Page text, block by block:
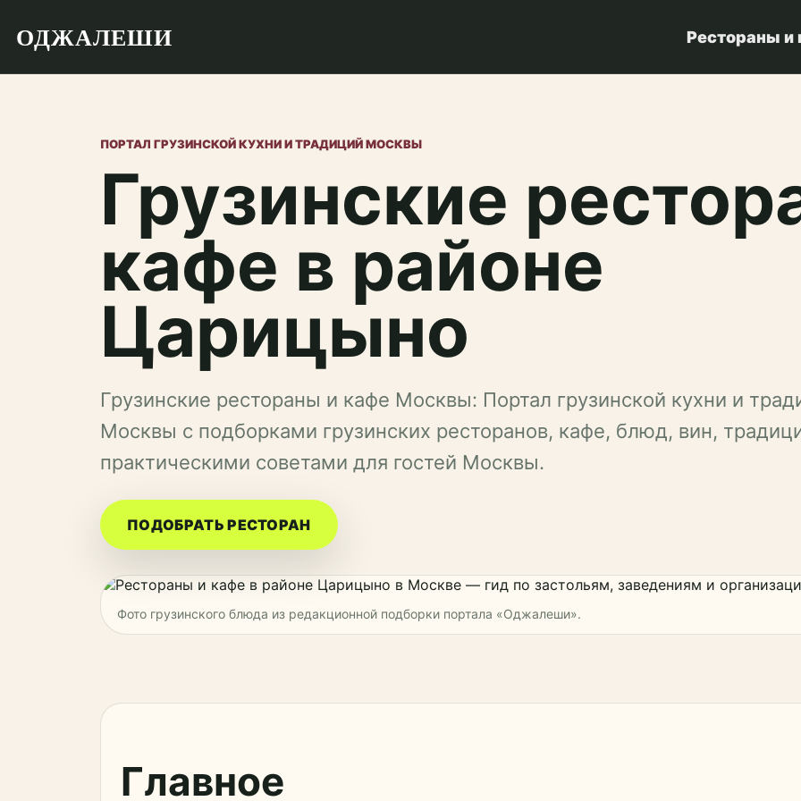
ОДЖАЛЕШИ Рестораны и
ПОРТАЛ ГРУЗИНСКОЙ КУХНИ И ТРАДИЦИЙ МОСКВЫ
Грузинские
кафе в районе
Царицыно
Грузинские рестораны и кафе Москвы: Портал грузинской кухни и
Москвы с подборками грузинских ресторанов, кафе, блюд, вин,
практическими советами для гостей Москвы.
ПОДОБРАТЬ РЕСТОРАН
Фото грузинского блюда из редакционной подборки портала «Оджалеши».
Главное